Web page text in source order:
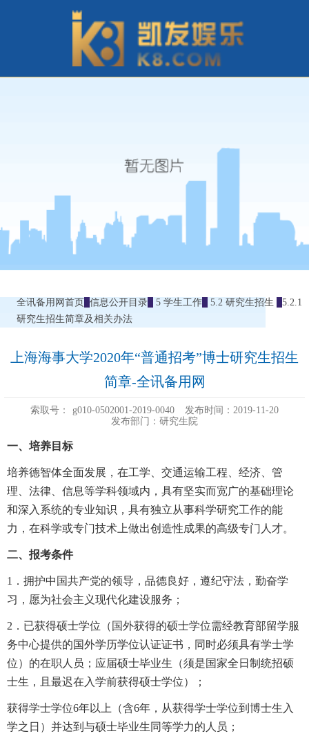
全讯备用网首页 信息公开目录 5 学生工作 5.2 研究生招生
5.2.1
研究生招生简章及相关办法
上海海事大学2020年“普通招考”博士研究生招生
简章-全讯备用网
索取号： g010-0502001-2019-0040
发布时间：2019-11-20
发布部门：研究生院
一、培养目标
培养德智体全面发展，在工学、交通运输工程、经济、管
理、法律、信息等学科领域内，具有坚实而宽广的基础理论
和深入系统的专业知识，具有独立从事科学研究工作的能
力，在科学或专门技术上做出创造性成果的高级专门人才。
二、报考条件
1．拥护中国共产党的领导，品德良好，遵纪守法，勤奋学
习，愿为社会主义现代化建设服务；
2．已获得硕士学位（国外获得的硕士学位需经教育部留学服
务中心提供的国外学历学位认证证书，同时必须具有学士学
位）的在职人员；应届硕士毕业生（须是国家全日制统招硕
士生，且最迟在入学前获得硕士学位）；
获得学士学位6年以上（含6年，从获得学士学位到博士生入
学之日）并达到与硕士毕业生同等学力的人员；